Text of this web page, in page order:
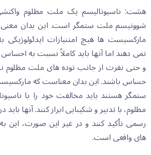
هشت: ناسیونالیسم یک ملت مظلوم
شوونیسم ملت ستمگر است. این بدان
مارکسیست ها هیچ امتنیازات ایدئولوژیکی
نمی دهند اما آنها باید کاملاً نسبت به
و حتی نفرت از جانب توده های ملت
حساس باشند. این بدان معناست که
ستمگر هستند باید مخالفت خود را با
مظلوم، با تدبیر و شکیبایی ابراز کنند. آنها
رسمی تأکید کنند و در غیر این صورت، این به
های واقعی است.